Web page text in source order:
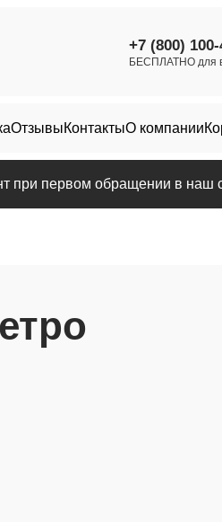
+7 (800)
БЕСПЛАТНО для
ОтзывыКонтактыО компании
при первом обращении в